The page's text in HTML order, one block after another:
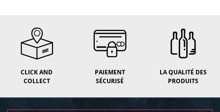
CLICK AND
COLLECT
PAIEMENT
SÉCURISÉ
LA QUALITÉ DES
PRODUITS